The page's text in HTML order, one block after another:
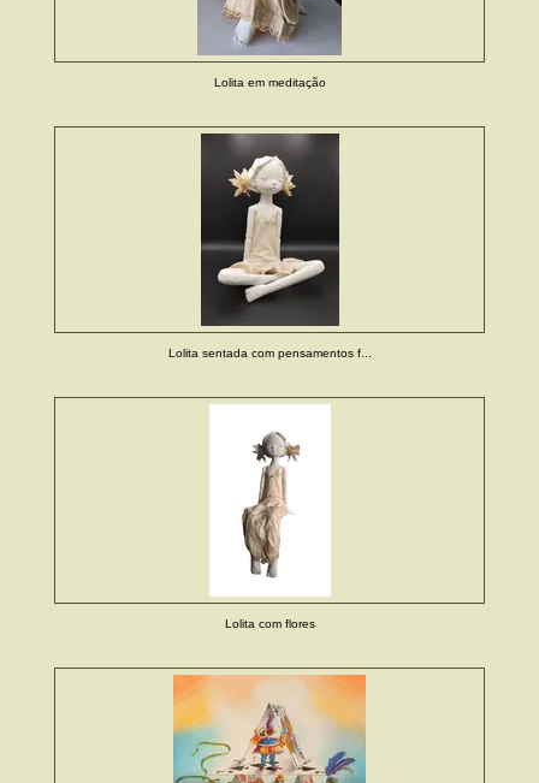
Lolita em meditação
Lolita sentada com pensamentos f...
Lolita com flores